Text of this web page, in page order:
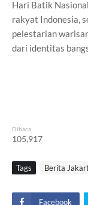
Hari Batik
rakyat Indonesia,
pelestarian
dari identitas
Dibaca
105,917
Tags Berita
Facebook